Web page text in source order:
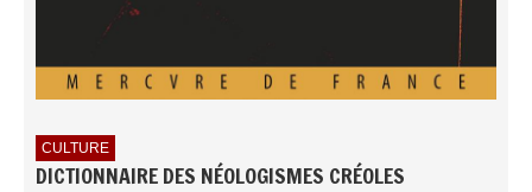
CULTURE
DICTIONNAIRE DES NÉOLOGISMES CRÉOLES